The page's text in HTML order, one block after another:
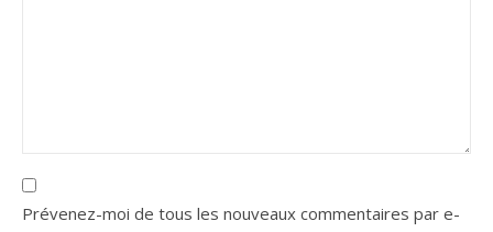
Prévenez-moi de tous les nouveaux commentaires par e-